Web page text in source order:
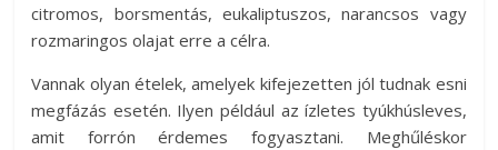
citromos, borsmentás, eukaliptuszos, narancsos vagy
rozmaringos olajat erre a célra.
Vannak olyan ételek, amelyek kifejezetten jól tudnak esni
megfázás esetén. Ilyen például az ízletes tyúkhúsleves,
amit forrón érdemes fogyasztani. Meghűléskor